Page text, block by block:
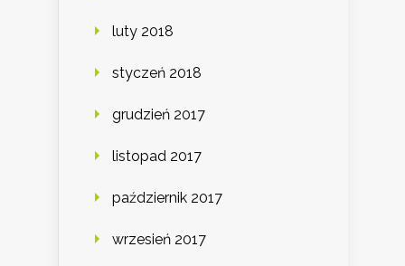
luty 2018
styczeń 2018
grudzień 2017
listopad 2017
październik 2017
wrzesień 2017